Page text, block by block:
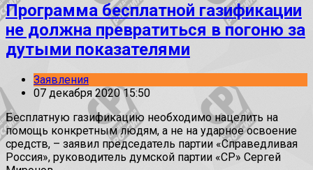
Программа бесплатной газификации
не должна превратиться в погоню за
дутыми показателями
Заявления
07 декабря 2020 15:50
Бесплатную газификацию необходимо нацелить на
помощь конкретным людям, а не на ударное освоение
средств, – заявил председатель партии «Справедливая
Россия», руководитель думской партии «СР» Сергей